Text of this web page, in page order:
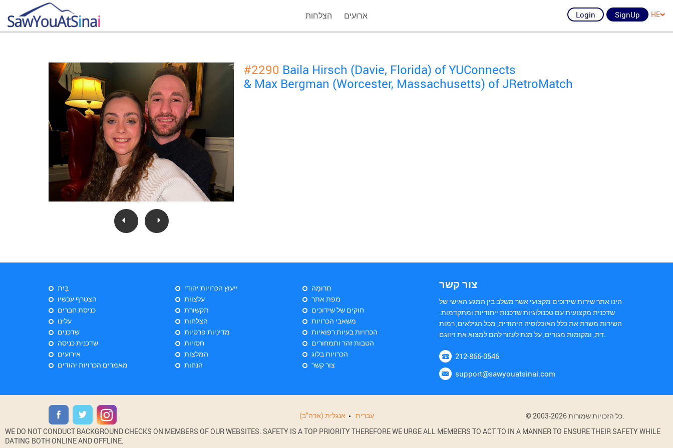
הצלחות ארועים Login SignUp HE
#2290 Baila Hirsch (Davie, Florida) of YUConnects
& Max Bergman (Worcester, Massachusetts) of JRetroMatch
בַּיִת
הצטרף עכשיו
כניסת חברים
עלינו
שדכנים
שדכנית כניסה
אירועים
מאמרים הכרויות יהודים
ייעוץ הכרויות יהודי
עלצוות
תקשורת
הצלחות
מדיניות פרטיות
חסויות
המלצות
הנחות
תְרוּמָה
מפת אתר
חוקים של שידוכים
משאבי הכרויות
הכרויות בעיות רפואיות
הטבות זהר ותמחורים
הכרויות בלוג
צור קשר
צור קשר
הינו אתר שירות שידוכים מקצועי אשר משלב בין המגע האישי של
שדכנית מקצועית עם טכנולוגיות שדכנות ייחודיות ומתקדמות.
השירות משרת את כלל האוכלוסיה היהודית, מכל הגילאים, רמות
דת, ומקומות מגורים, על מנת לעזור להם למצוא את זיווגם.
212-866-0546
support@sawyouatsinai.com
אנגלית (ארה"ב) עִברִית
© 2003-2026 כל הזכויות שמורות.
WE DO NOT CONDUCT BACKGROUND CHECKS ON MEMBERS OF OUR WEBSITES. SAFETY IS A TOP PRIORITY THEREFORE WE URGE ALL MEMBERS TO ACT TO IN A MANNER TO ENSURE THEIR SAFETY WHILE
DATING BOTH ONLINE AND OFFLINE.